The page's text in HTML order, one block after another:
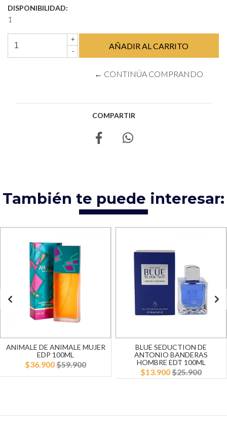
DISPONIBILIDAD:
1
+
-
← CONTINÚA COMPRANDO
COMPARTIR
También te puede interesar:
ANIMALE DE ANIMALE MUJER
EDP 100ML
$36.900$59.900
BLUE SEDUCTION DE
ANTONIO BANDERAS
HOMBRE EDT 100ML
$13.900$25.900